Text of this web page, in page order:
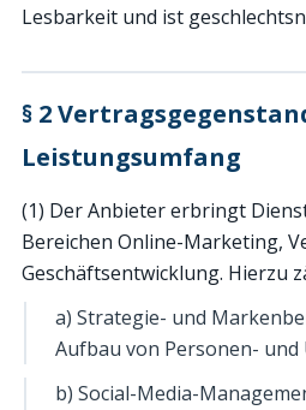
Lesbarkeit und ist
§ 2
Leistungsumfang
(1) Der Anbieter erbringt
Bereichen Online-Marketing,
Geschäftsentwicklung. Hierzu
a) Strategie- und
Aufbau von Personen-
b) Social-Media-